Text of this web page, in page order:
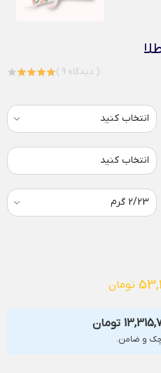
( 9 دیدگاه )
انتخاب کنید
تومان
تومان